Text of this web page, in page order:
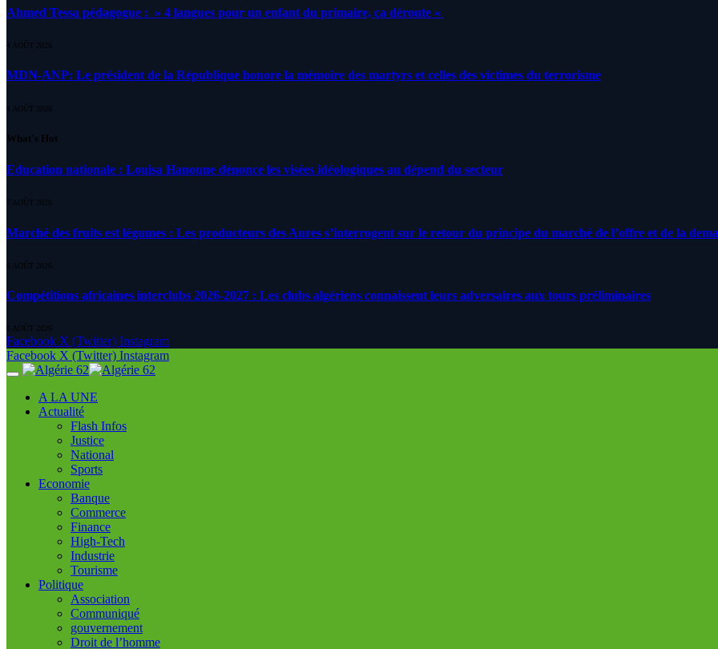
Ahmed Tessa pédagogue : » 4 langues pour un enfant du primaire, ça déroute «
4 AOÛT 2026
MDN-ANP: Le président de la République honore la mémoire des martyrs et celles des victimes du terrorisme
4 AOÛT 2026
What's Hot
Education nationale : Louisa Hanoune dénonce les visées idéologiques au dépend du secteur
7 AOÛT 2026
Marché des fruits est légumes : Les producteurs des Aures s’interrogent sur le retour du principe du marché de l’offre et de la
6 AOÛT 2026
Compétitions africaines interclubs 2026-2027 : Les clubs algériens connaissent leurs adversaires aux tours préliminaires
6 AOÛT 2026
Facebook X (Twitter) Instagram
Facebook X (Twitter) Instagram
A LA UNE
Actualité
Flash Infos
Justice
National
Sports
Economie
Banque
Commerce
Finance
High-Tech
Industrie
Tourisme
Politique
Association
Communiqué
gouvernement
Droit de l’homme